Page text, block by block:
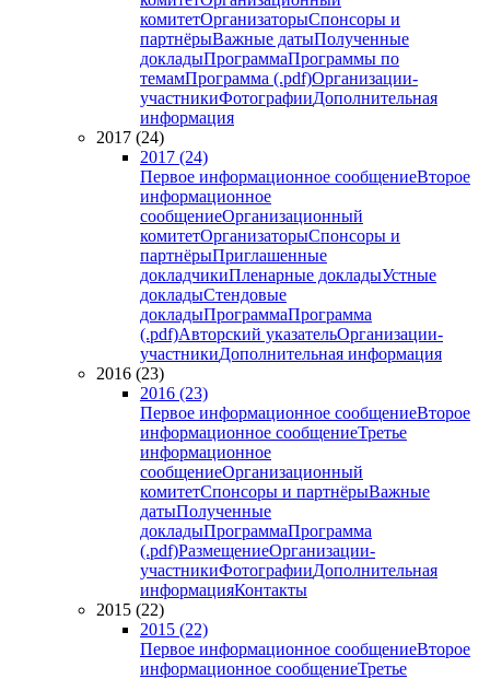
комитетОрганизаторыСпонсоры и
партнёрыВажные датыПолученные
докладыПрограммаПрограммы по
темамПрограмма (.pdf)Организации-
участникиФотографииДополнительная
информация
2017 (24)
2017 (24)
Первое информационное сообщениеВторое
информационное
сообщениеОрганизационный
комитетОрганизаторыСпонсоры и
партнёрыПриглашенные
докладчикиПленарные докладыУстные
докладыСтендовые
докладыПрограммаПрограмма
(.pdf)Авторский указательОрганизации-
участникиДополнительная информация
2016 (23)
2016 (23)
Первое информационное сообщениеВторое
информационное сообщениеТретье
информационное
сообщениеОрганизационный
комитетСпонсоры и партнёрыВажные
датыПолученные
докладыПрограммаПрограмма
(.pdf)РазмещениеОрганизации-
участникиФотографииДополнительная
информацияКонтакты
2015 (22)
2015 (22)
Первое информационное сообщениеВторое
информационное сообщениеТретье